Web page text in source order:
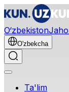
O‘zbekiston
O'zbekcha
Ta'lim